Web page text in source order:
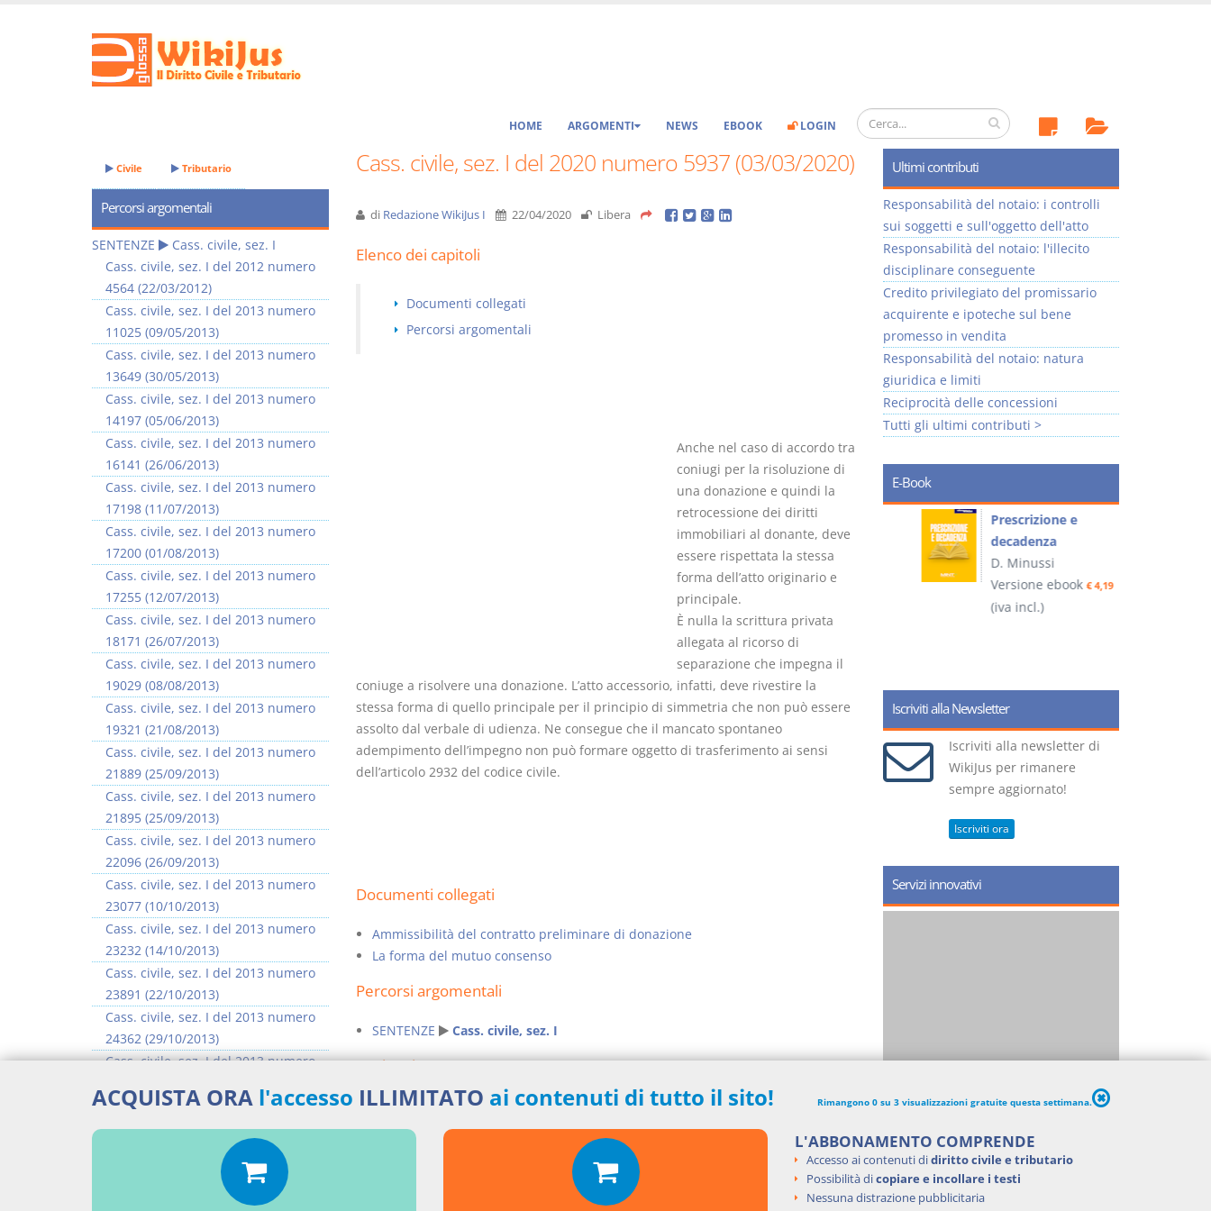
HOME ARGOMENTI NEWS EBOOK LOGIN
Cass. civile, sez. I del 2020 numero 5937 (03/03/2020)
di Redazione WikiJus I 22/04/2020 Libera
Elenco dei capitoli
Documenti collegati
Percorsi argomentali
Anche nel caso di accordo tra
coniugi per la risoluzione di
una donazione e quindi la
retrocessione dei diritti
immobiliari al donante, deve
essere rispettata la stessa
forma dell’atto originario e
principale.
È nulla la scrittura privata
allegata al ricorso di
separazione che impegna il
coniuge a risolvere una donazione. L’atto accessorio, infatti, deve rivestire la
stessa forma di quello principale per il principio di simmetria che non può essere
assolto dal verbale di udienza. Ne consegue che il mancato spontaneo
adempimento dell’impegno non può formare oggetto di trasferimento ai sensi
dell’articolo 2932 del codice civile.
Documenti collegati
Ammissibilità del contratto preliminare di donazione
La forma del mutuo consenso
Percorsi argomentali
SENTENZE Cass. civile, sez. I
Aggiungi un commento
Civile Tributario
Percorsi argomentali
SENTENZE
Cass. civile, sez. I
Cass. civile, sez. I del 2012 numero
4564 (22/03/2012)
Cass. civile, sez. I del 2013 numero
11025 (09/05/2013)
Cass. civile, sez. I del 2013 numero
13649 (30/05/2013)
Cass. civile, sez. I del 2013 numero
14197 (05/06/2013)
Cass. civile, sez. I del 2013 numero
16141 (26/06/2013)
Cass. civile, sez. I del 2013 numero
17198 (11/07/2013)
Cass. civile, sez. I del 2013 numero
17200 (01/08/2013)
Cass. civile, sez. I del 2013 numero
17255 (12/07/2013)
Cass. civile, sez. I del 2013 numero
18171 (26/07/2013)
Cass. civile, sez. I del 2013 numero
19029 (08/08/2013)
Cass. civile, sez. I del 2013 numero
19321 (21/08/2013)
Cass. civile, sez. I del 2013 numero
21889 (25/09/2013)
Cass. civile, sez. I del 2013 numero
21895 (25/09/2013)
Cass. civile, sez. I del 2013 numero
22096 (26/09/2013)
Cass. civile, sez. I del 2013 numero
23077 (10/10/2013)
Cass. civile, sez. I del 2013 numero
23232 (14/10/2013)
Cass. civile, sez. I del 2013 numero
23891 (22/10/2013)
Cass. civile, sez. I del 2013 numero
24362 (29/10/2013)
Cass. civile, sez. I del 2013 numero
Cass. civile, sez. I del 2013 numero
25296 (11/11/2013)
>> Vai all'argomento completo
Ultimi contributi
Responsabilità del notaio: i controlli
sui soggetti e sull'oggetto dell'atto
Responsabilità del notaio: l'illecito
disciplinare conseguente
Credito privilegiato del promissario
acquirente e ipoteche sul bene
promesso in vendita
Responsabilità del notaio: natura
giuridica e limiti
Reciprocità delle concessioni
Tutti gli ultimi contributi >
E-Book
Usufrutto Uso e
Abitazione
D. Minussi
Versione ebook € 4,19
(iva incl.)
Prescrizione e
decadenza
D. Minussi
Versione ebook€ 4,19
(iva incl.)
Iscriviti alla Newsletter
Iscriviti alla newsletter di
WikiJus per rimanere
sempre aggiornato!
Iscriviti ora
Servizi innovativi
ACQUISTA ORA l'accesso ILLIMITATO ai contenuti di tutto il sito! Rimangono 0 su 3 visualizzazioni gratuite questa settimana.
L'ABBONAMENTO COMPRENDE
Accesso ai contenuti didiritto civile e tributario
Possibilità dicopiare e incollare i testi
Nessuna distrazione pubblicitaria